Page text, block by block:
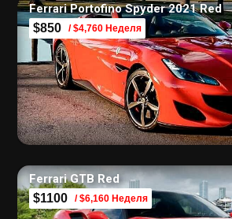
Ferrari Portofino Spyder 2021 Red
$850 / $4,760 Неделя
Ferrari GTB Red
$1100 / $6,160 Неделя